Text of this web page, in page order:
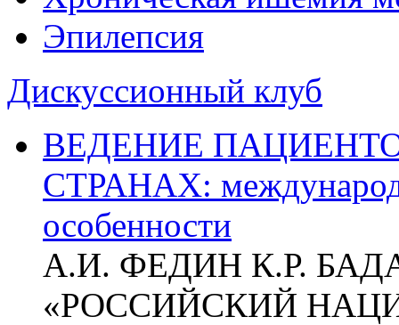
Эпилепсия
Дискуссионный клуб
ВЕДЕНИЕ
СТРАНАХ:
особенности
А.И. ФЕДИН К.Р.
«РОССИЙСКИЙ